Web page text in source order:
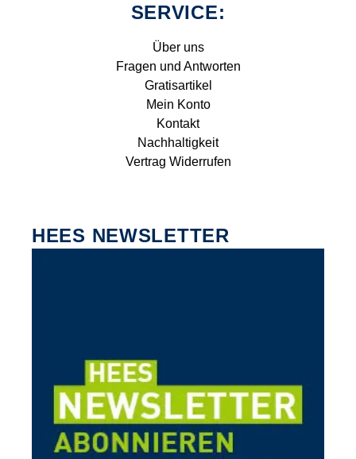
SERVICE:
Über uns
Fragen und Antworten
Gratisartikel
Mein Konto
Kontakt
Nachhaltigkeit
Vertrag Widerrufen
HEES NEWSLETTER